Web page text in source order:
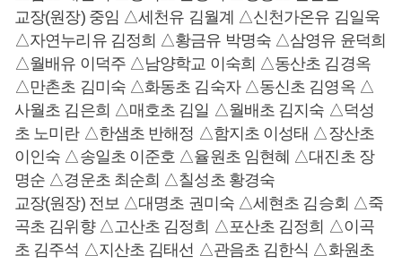
교장(원장) 중임 △세천유 김월계 △신천가온유 김일욱
△자연누리유 김정희 △황금유 박명숙 △삼영유 윤덕희
△월배유 이덕주 △남양학교 이숙희 △동산초 김경옥
△만촌초 김미숙 △화동초 김숙자 △동신초 김영옥 △
사월초 김은희 △매호초 김일 △월배초 김지숙 △덕성
초 노미란 △한샘초 반해정 △함지초 이성태 △장산초
이인숙 △송일초 이준호 △율원초 임현혜 △대진초 장
명순 △경운초 최순희 △칠성초 황경숙
교장(원장) 전보 △대명초 권미숙 △세현초 김승회 △죽
곡초 김위향 △고산초 김정희 △포산초 김정희 △이곡
초 김주석 △지산초 김태선 △관음초 김한식 △화원초